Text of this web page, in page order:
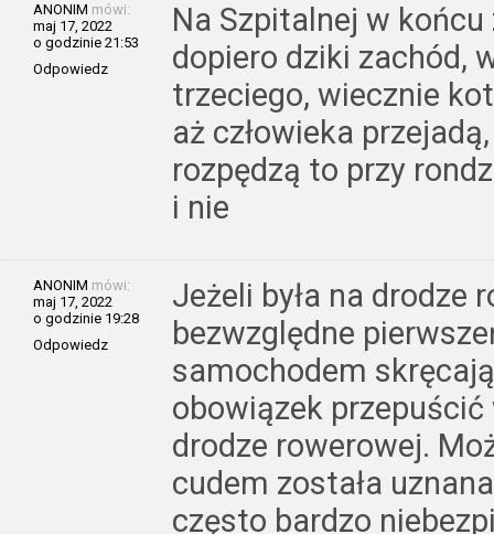
ANONIM mówi:
maj 17, 2022
o godzinie 21:53
Odpowiedz
Na Szpitalnej w
dopiero dziki zachód,
trzeciego, wiecznie
aż człowieka
rozpędzą to przy
i nie
ANONIM mówi:
maj 17, 2022
o godzinie 19:28
Odpowiedz
Jeżeli była na drodze
bezwzględne
samochodem
obowiązek
drodze rowerowej.
cudem została
często bardzo